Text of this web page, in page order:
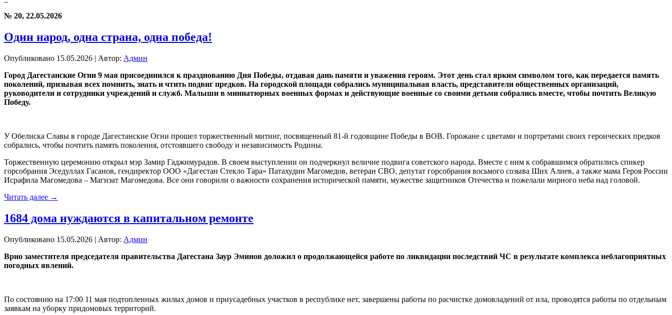
№ 20, 22.05.2026
Один народ, одна страна, одна победа!
Опубликовано 15.05.2026 | Автор: Админ
Город Дагестанские Огни 9 мая присоединился к празднованию Дня Победы, отдавая дань памяти и уважения героям. Этот день стал ярким символом того, как передается память
поколений, призывая всех помнить, знать и чтить подвиг предков. На городской площади собрались муниципальная власть, представители общественных организаций,
руководители и сотрудники учреждений и служб. Малыши в миниатюрных военных формах и действующие военные со своими детьми собрались вместе, чтобы почтить Великую
Победу.
У Обелиска Славы в городе Дагестанские Огни прошел торжественный митинг, посвященный 81-й годовщине Победы в ВОВ. Горожане с цветами и портретами своих героических предков
собрались, чтобы почтить память поколения, отстоявшего свободу и независимость Родины.
Торжественную церемонию открыл мэр Замир Гаджимурадов. В своем выступлении он подчеркнул величие подвига советского народа. Вместе с ним к собравшимся обратились спикер
горсобрания Эседуллах Гасанов, гендиректор ООО «Дагестан Стекло Тара» Патахудин Магомедов, ветеран СВО, депутат горсобрания восьмого созыва Ших Алиев, а также мама Героя России
Исрафила Магомедова – Магизат Магомедова. Все они говорили о важности сохранения исторической памяти, мужестве защитников Отечества и пожелали мирного неба над головой.
Читать далее →
1684 дома нуждаются в капитальном ремонте
Опубликовано 15.05.2026 | Автор: Админ
Врио заместителя председателя правительства Дагестана Заур Эминов доложил о продолжающейся работе по ликвидации последствий ЧС в результате комплекса неблагоприятных
погодных явлений.
По состоянию на 17:00 11 мая подтопленных жилых домов и приусадебных участков в республике нет, завершены работы по расчистке домовладений от ила, проводятся работы по отдельным
заявкам на уборку придомовых территорий.